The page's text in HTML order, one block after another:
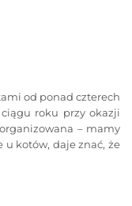
od ponad czterech
roku przy okazji
– mamy
u kotów, daje znać, że